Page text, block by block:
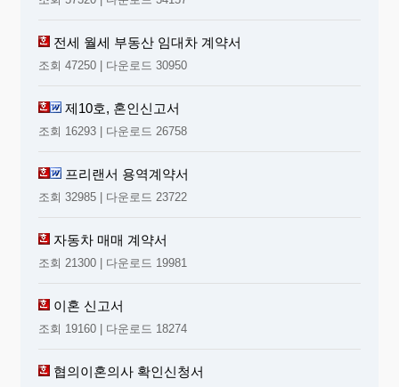
전세 월세 부동산 임대차 계약서
조회 47250 | 다운로드 30950
제10호, 혼인신고서
조회 16293 | 다운로드 26758
프리랜서 용역계약서
조회 32985 | 다운로드 23722
자동차 매매 계약서
조회 21300 | 다운로드 19981
이혼 신고서
조회 19160 | 다운로드 18274
협의이혼의사 확인신청서